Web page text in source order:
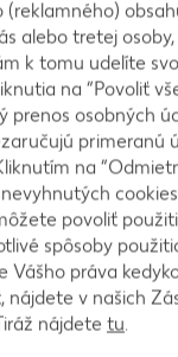
jadierka
pásiky.
lístky.
dvoch misiek,
(reklamného)
alebo tretej
k tomu udelíte
na “Povoliť
prenos osobných
primeranú
na
povoliť
spôsoby
Vášho práva
nájdete v našich
nájdete tu.